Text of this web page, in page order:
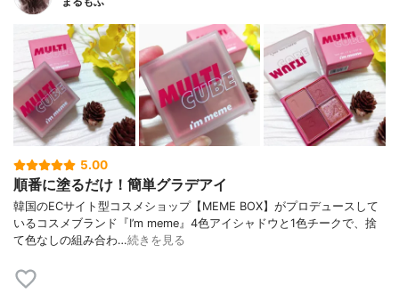
5.00
順番に塗るだけ！簡単グラデアイ
韓国のECサイト型コスメショップ【MEME BOX】がプロデュースして
いるコスメブランド『I’m meme』4色アイシャドウと1色チークで、捨
て色なしの組み合わ…続きを見る